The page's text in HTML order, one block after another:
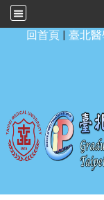
回首頁 | 臺北